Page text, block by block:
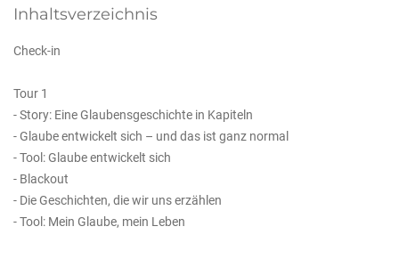
Inhaltsverzeichnis
Check-in
Tour 1
- Story: Eine Glaubensgeschichte in Kapiteln
- Glaube entwickelt sich – und das ist ganz normal
- Tool: Glaube entwickelt sich
- Blackout
- Die Geschichten, die wir uns erzählen
- Tool: Mein Glaube, mein Leben